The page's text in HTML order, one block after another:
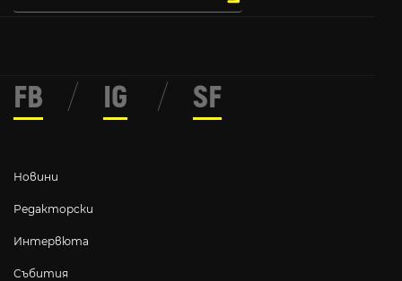
Новини
Редакторски
Интервюта
Събития
FB / IG / SF